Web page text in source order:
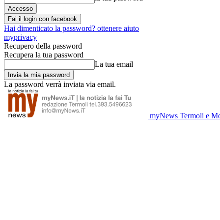
Fai il login con facebook
Hai dimenticato la password? ottenere aiuto
myprivacy
Recupero della password
Recupera la tua password
La tua email
La password verrà inviata via email.
myNews Termoli e